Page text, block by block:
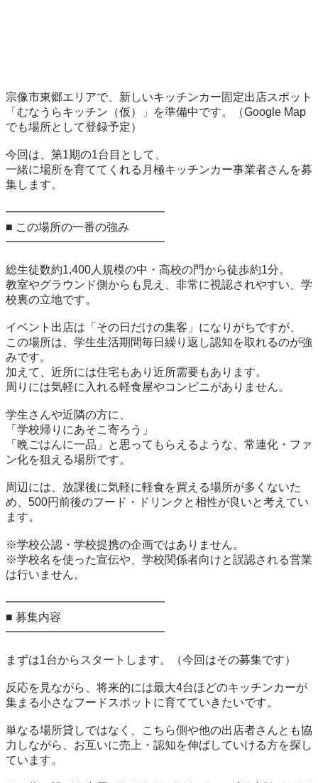
宗像市東郷エリアで、新しいキッチンカー固定出店スポット
「むなうらキッチン（仮）」を準備中です。（Google Map
でも場所として登録予定）
今回は、第1期の1台目として、
一緒に場所を育ててくれる月極キッチンカー事業者さんを募
集します。
━━━━━━━━━━━━━━
■ この場所の一番の強み
━━━━━━━━━━━━━━
総生徒数約1,400人規模の中・高校の門から徒歩約1分。
教室やグラウンド側からも見え、非常に視認されやすい、学
校裏の立地です。
イベント出店は「その日だけの集客」になりがちですが、
この場所は、学生生活期間毎日繰り返し認知を取れるのが強
みです。
加えて、近所には住宅もあり近所需要もあります。
周りには気軽に入れる軽食屋やコンビニがありません。
学生さんや近隣の方に、
「学校帰りにあそこ寄ろう」
「晩ごはんに一品」と思ってもらえるような、常連化・ファ
ン化を狙える場所です。
周辺には、放課後に気軽に軽食を買える場所が多くないた
め、500円前後のフード・ドリンクと相性が良いと考えてい
ます。
※学校公認・学校提携の企画ではありません。
※学校名を使った宣伝や、学校関係者向けと誤認される営業
は行いません。
━━━━━━━━━━━━━━
■ 募集内容
━━━━━━━━━━━━━━
まずは1台からスタートします。（今回はその募集です）
反応を見ながら、将来的には最大4台ほどのキッチンカーが
集まる小さなフードスポットに育てていきたいです。
単なる場所貸しではなく、こちら側や他の出店者さんとも協
力しながら、お互いに売上・認知を伸ばしていける方を探し
ています。